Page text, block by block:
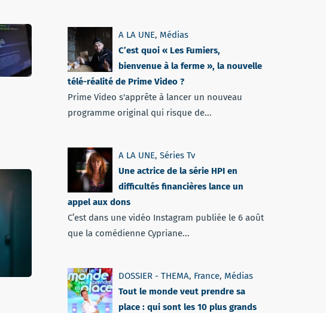
A LA UNE, Médias
C’est quoi « Les Fumiers,
bienvenue à la ferme », la nouvelle
télé-réalité de Prime Video ?
Prime Video s'apprête à lancer un nouveau
programme original qui risque de...
A LA UNE, Séries Tv
Une actrice de la série HPI en
difficultés financières lance un
appel aux dons
C’est dans une vidéo Instagram publiée le 6 août
que la comédienne Cypriane...
DOSSIER - THEMA, France, Médias
Tout le monde veut prendre sa
place : qui sont les 10 plus grands